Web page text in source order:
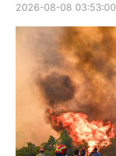
2026-08-08 03:53:00